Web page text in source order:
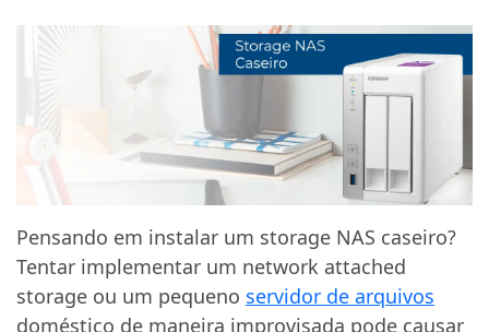
Pensando em instalar um storage NAS caseiro?
Tentar implementar um network attached
storage ou um pequeno servidor de arquivos
doméstico de maneira improvisada pode causar